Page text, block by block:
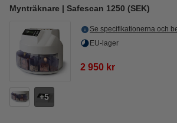
Mynträknare | Safescan 1250 (SEK)
5
Se specifikationerna och
EU-lager
2 950 kr